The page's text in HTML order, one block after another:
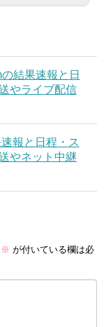
結果速報と日
やライブ配信
報と日程・ス
やネット中継
※ が付いている欄は必